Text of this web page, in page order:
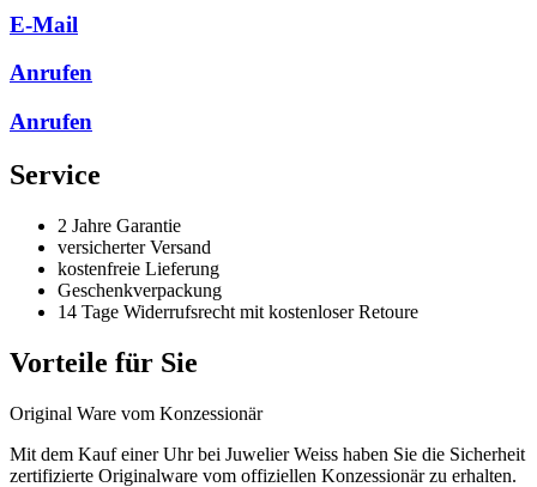
E-Mail
Anrufen
Anrufen
Service
2 Jahre Garantie
versicherter Versand
kostenfreie Lieferung
Geschenkverpackung
14 Tage Widerrufsrecht mit kostenloser Retoure
Vorteile für Sie
Original Ware vom Konzessionär
Mit dem Kauf einer Uhr bei Juwelier Weiss haben Sie die Sicherheit
zertifizierte Originalware vom offiziellen Konzessionär zu erhalten.